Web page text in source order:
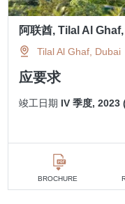
阿联酋, Tilal Al
Tilal Al Ghaf, Dubai
应要求
竣工日期 IV 季度, 2023
BROCHURE